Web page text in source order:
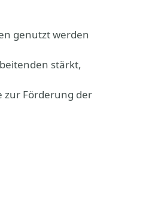
genutzt werden
stärkt,
zur Förderung der